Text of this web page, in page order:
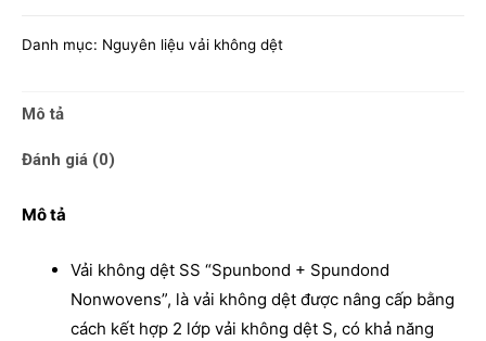
Danh mục: Nguyên liệu vải không dệt
Mô tả
Đánh giá (0)
Mô tả
Vải không dệt SS “Spunbond + Spundond
Nonwovens”, là​ vải​ khô​ng dệ​t đ​ư​ợ​c nâ​ng cấp bằng
cách kết hợp 2 lớp​ vải​ khô​ng dệ​t S, có​ khả​ nă​ng